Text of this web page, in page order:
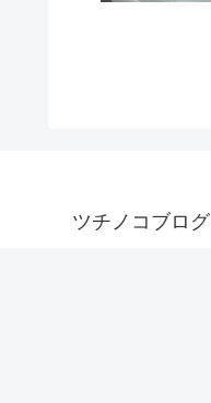
ツチノコブログ